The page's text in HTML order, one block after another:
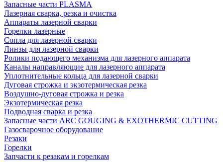
Запасные части PLASMA
Лазерная сварка, резка и очистка
Аппараты лазерной сварки
Горелки лазерные
Сопла для лазерной сварки
Линзы для лазерной сварки
Ролики подающего механизма для лазерного аппарата
Каналы направляющие для лазерного аппарата
Уплотнительные кольца для лазерной сварки
Дуговая строжка и экзотермическая резка
Воздушно-дуговая строжка и резка
Экзотермическая резка
Подводная сварка и резка
Запасные части ARC GOUGING & EXOTHERMIC CUTTING
Газосварочное оборудование
Резаки
Горелки
Запчасти к резакам и горелкам